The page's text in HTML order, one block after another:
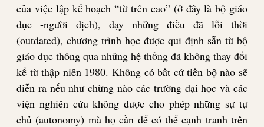
của việc lập kế hoạch “từ trên cao” (ở đây là bộ giáo
dục -người dịch), dạy những điều đã lỗi thời
(outdated), chương trình học được qui định sẵn từ bộ
giáo dục thông qua những hệ thống đã không thay đổi
kể từ thập niên 1980. Không có bất cứ tiến bộ nào sẽ
diễn ra nếu như chừng nào các trường đại học và các
viện nghiên cứu không được cho phép những sự tự
chủ (autonomy) mà họ cần để có thể cạnh tranh trên